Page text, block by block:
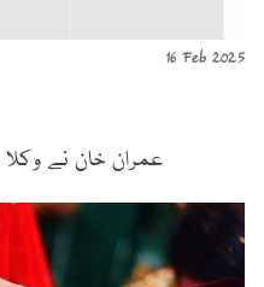
16 Feb 2025
عمران خان نے